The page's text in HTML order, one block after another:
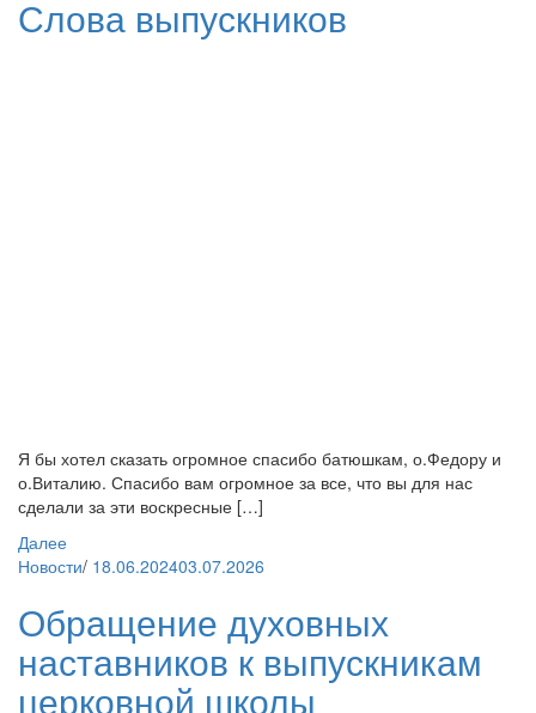
Слова выпускников
Я бы хотел сказать огромное спасибо батюшкам, о.Федору и
о.Виталию. Спасибо вам огромное за все, что вы для нас
сделали за эти воскресные […]
Далее
Новости/ 18.06.202403.07.2026
Обращение духовных
наставников к выпускникам
церковной школы